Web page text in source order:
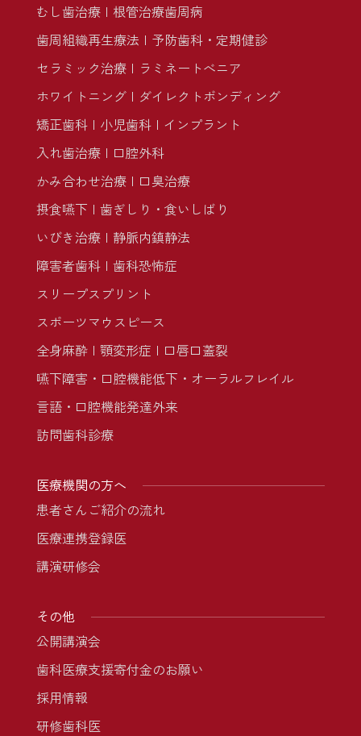
むし歯治療
根管治療歯周病
歯周組織再生療法
予防歯科・定期健診
セラミック治療
ラミネートべニア
ホワイトニング
ダイレクトボンディング
矯正歯科
小児歯科
インプラント
入れ歯治療
口腔外科
かみ合わせ治療
口臭治療
摂食嚥下
歯ぎしり・食いしばり
いびき治療
静脈内鎮静法
障害者歯科
歯科恐怖症
スリープスプリント
スポーツマウスピース
全身麻酔
顎変形症
口唇口蓋裂
嚥下障害・口腔機能低下・オーラルフレイル
言語・口腔機能発達外来
訪問歯科診療
医療機関の方へ
患者さんご紹介の流れ
医療連携登録医
講演研修会
その他
公開講演会
歯科医療支援寄付金のお願い
採用情報
研修歯科医